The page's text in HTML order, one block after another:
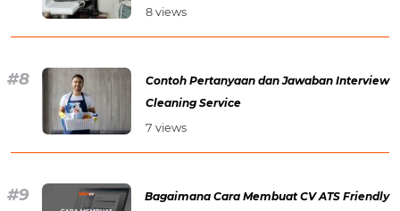
8 views
Contoh Pertanyaan dan Jawaban Interview
Cleaning Service
7 views
Bagaimana Cara Membuat CV ATS Friendly